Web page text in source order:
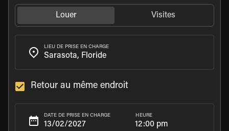
Louer Visites
LIEU DE PRISE EN CHARGE
Retour au même endroit
DATE DE PRISE EN CHARGE HEURE
12:00 pm